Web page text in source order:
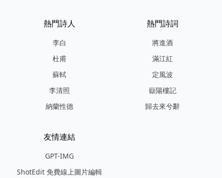
熱門詩人
李白
杜甫
蘇軾
李清照
納蘭性德
熱門詩詞
將進酒
滿江紅
定風波
嶽陽樓記
歸去來兮辭
友情連結
GPT-IMG
ShotEdit 免費線上圖片編輯